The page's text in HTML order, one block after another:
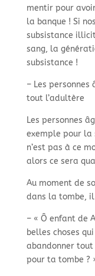
mentir pour
la banque ! Si
subsistance
sang, la
subsistance !
– Les
tout l’adultère
Les personnes
exemple pour la
n’est pas à ce
alors ce sera
Au moment de
dans la tombe,
– « Ô enfant de
belles choses
abandonner tout
pour ta tombe ?